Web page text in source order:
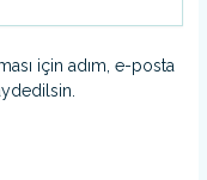
için adım, e-posta